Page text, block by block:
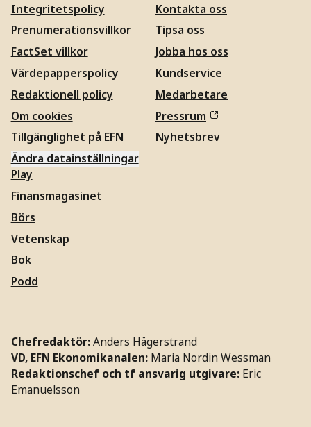
Integritetspolicy
Prenumerationsvillkor
FactSet villkor
Värdepapperspolicy
Redaktionell policy
Om cookies
Tillgänglighet på EFN
Ändra datainställningar
Kontakta oss
Tipsa oss
Jobba hos oss
Kundservice
Medarbetare
Pressrum
Nyhetsbrev
Play
Finansmagasinet
Börs
Vetenskap
Bok
Podd
Chefredaktör:Anders Hägerstrand
VD, EFN Ekonomikanalen: Maria Nordin Wessman
Redaktionschef och tf ansvarig utgivare: Eric
Emanuelsson